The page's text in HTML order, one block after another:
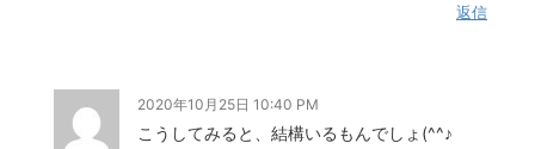
返信
2020年10月25日 10:40 PM
こうしてみると、結構いるもんでしょ(^^♪